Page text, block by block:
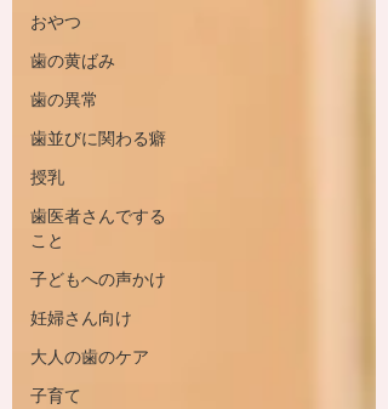
おやつ
歯の黄ばみ
歯の異常
歯並びに関わる癖
授乳
歯医者さんでする
こと
子どもへの声かけ
妊婦さん向け
大人の歯のケア
子育て